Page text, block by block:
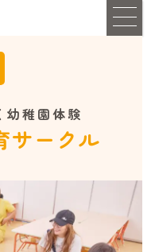
幼稚園体験
サークル